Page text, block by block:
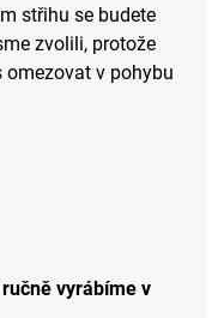
střihu se budete
zvolili, protože
omezovat v pohybu
vyrábíme v